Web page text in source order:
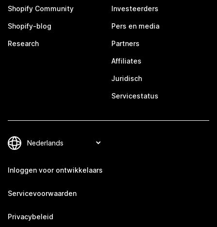
Shopify Community
Shopify-blog
Research
Investeerders
Pers en media
Partners
Affiliates
Juridisch
Servicestatus
Inloggen voor ontwikkelaars
Servicevoorwaarden
Privacybeleid